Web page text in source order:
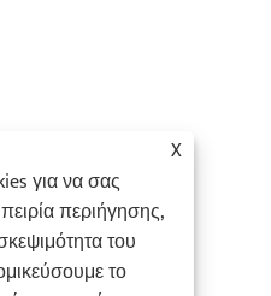
X
για να σας
περιήγησης,
του
το